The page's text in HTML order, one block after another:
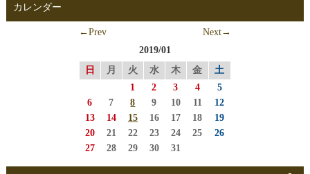
カレンダー
←Prev
Next→
2019/01
日
月 火 水 木 金
土
1
2 3 4
5
6
7 8 9 10 11
12
13
14 15 16 17 18
19
20
21 22 23 24 25
26
27
28 29 30 31